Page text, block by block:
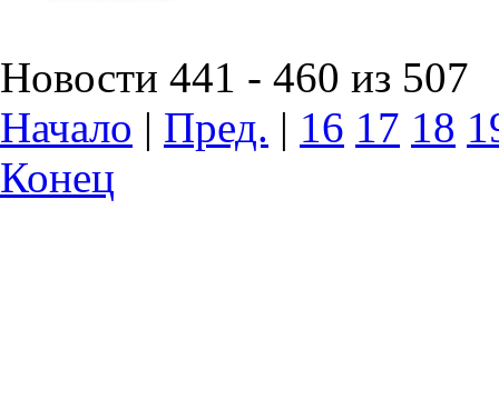
Новости 441 - 460 из 507
Начало | Пред. | 16 17 18
Конец